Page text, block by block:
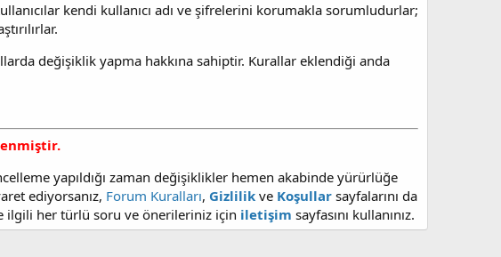
kendi kullanıcı adı ve şifrelerini korumakla sorumludurlar;
değişiklik yapma hakkına sahiptir. Kurallar eklendiği anda
yapıldığı zaman değişiklikler hemen akabinde yürürlüğe
ediyorsanız, Forum Kuralları, Gizlilik ve Koşullar sayfalarını da
ilgili her türlü soru ve önerileriniz için iletişim sayfasını kullanınız.